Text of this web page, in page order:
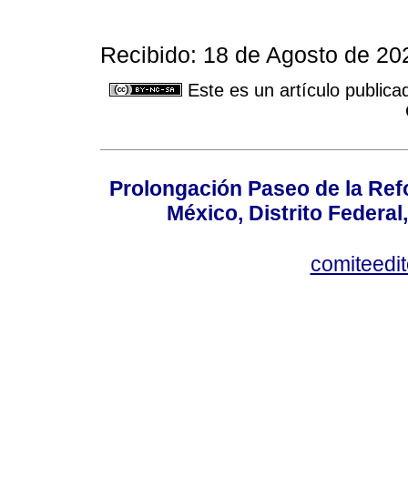
Recibido: 18 de Agosto de
Este es un artículo
Prolongación Paseo de la
México, Distrito